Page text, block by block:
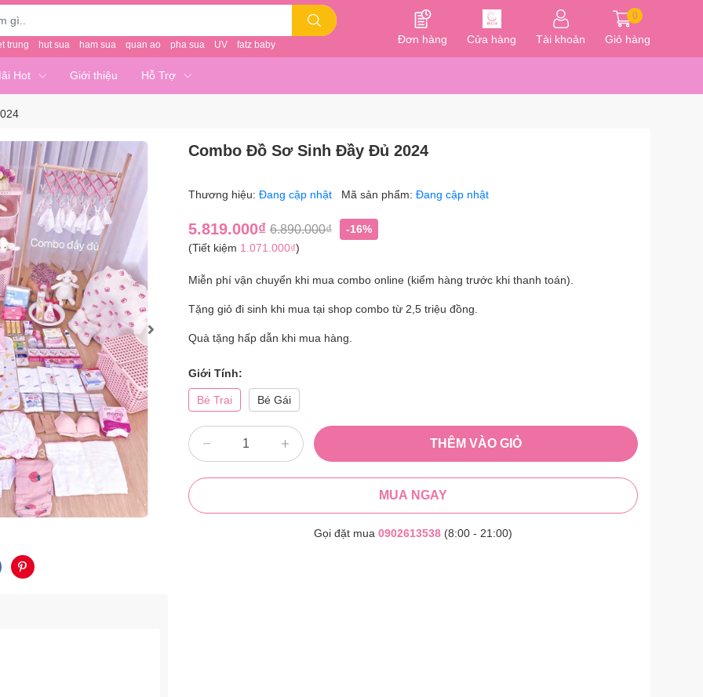
trung hut sua ham sua quan ao pha sua UV fatz baby Đơn hàng Cửa hàng Tài khoản
0
Giỏ hàng
Hot Giới thiệu Hỗ Trợ
Combo Đồ Sơ Sinh Đầy Đủ 2024
Thương hiệu: Đang cập nhật Mã sản phẩm: Đang cập nhật
5.819.000₫ 6.890.000₫
-16%
(Tiết kiệm 1.071.000₫)
Miễn phí vận chuyển khi mua combo online (kiểm hàng trước khi thanh toán).
Tặng giỏ đi sinh khi mua tại shop combo từ 2,5 triệu đồng.
Quà tặng hấp dẫn khi mua hàng.
Giới Tính:
Bé Trai Bé Gái
THÊM VÀO GIỎ
MUA NGAY
Gọi đặt mua 0902613538 (8:00 - 21:00)